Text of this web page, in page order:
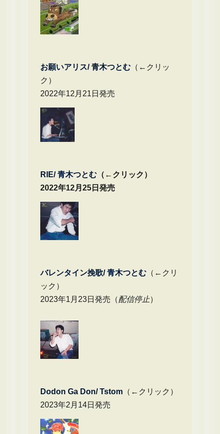
お願いアリス/ 青木つとむ（←クリッ
ク）
2022年12月21日発売
RIE/ 青木つとむ（←クリック）
2022年12月25日発売
バレンタイン挽歌/ 青木つとむ（←クリ
ック）
2023年1月23日発売（配信停止）
Dodon Ga Don/ Tstom（←クリック）
2023年2月14日発売